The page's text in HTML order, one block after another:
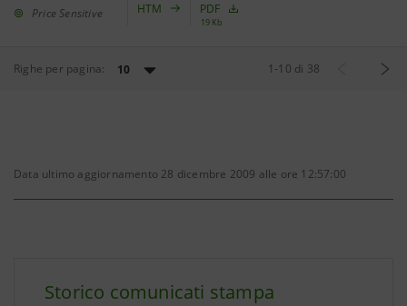
Price Sensitive HTM PDF
19 Kb
Righe per pagina: 10 1 -10 di 38
Data ultimo aggiornamento 28 dicembre 2009 alle ore 12:57:00
Storico comunicati stampa